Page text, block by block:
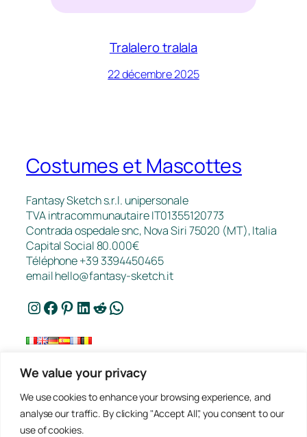
We value your privacy
We use cookies to enhance your browsing experience, and
analyse our traffic. By clicking "Accept All", you consent to our
use of cookies.
Tralalero tralala
22 décembre 2025
Costumes et Mascottes
Fantasy Sketch s.r.l. unipersonale
TVA intracommunautaire IT01355120773
Contrada ospedale snc, Nova Siri 75020 (MT), Italia
Capital Social 80.000€
Téléphone +39 3394450465
emailhello@fantasy-sketch.it
Instagram Facebook Pinterest LinkedIn Reddit WhatsApp
Travaux
Contact
Politique de Confidentialité